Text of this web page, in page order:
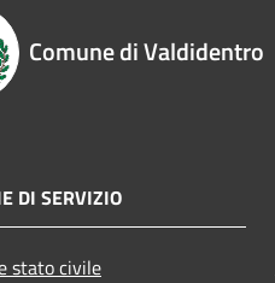
Comune di Valdidentro
DI SERVIZIO
stato civile